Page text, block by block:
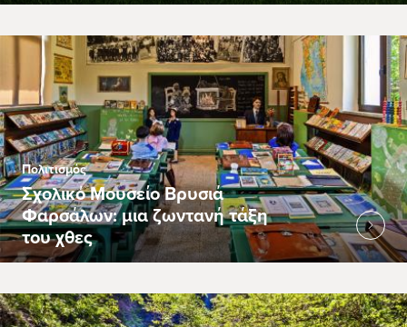
Πολιτισμός
Σχολικό Μουσείο Βρυσιά
Φαρσάλων: μια ζωντανή τάξη
του χθες